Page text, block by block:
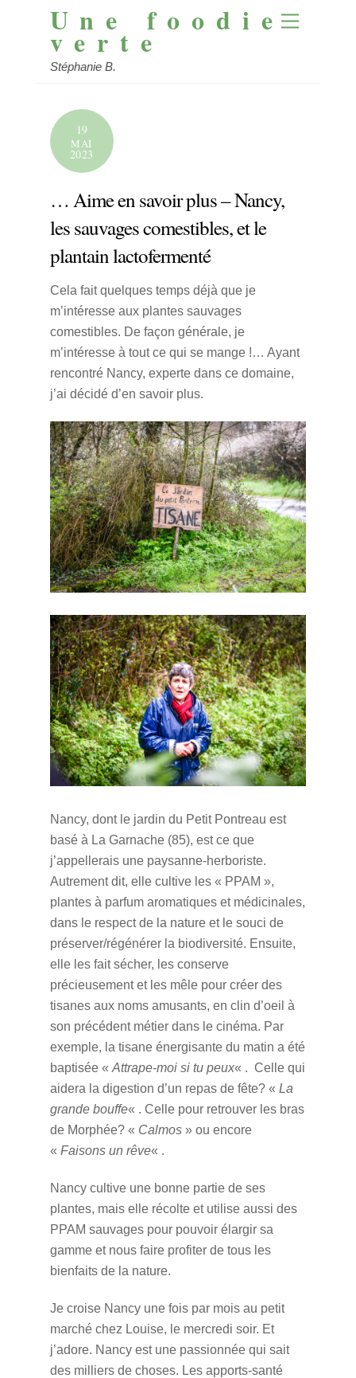
Menu
Une foodie
verte
Stéphanie B.
19
MAI
2023
… Aime en savoir plus – Nancy,
les sauvages comestibles, et le
plantain lactofermenté
Cela fait quelques temps déjà que je
m’intéresse aux plantes sauvages
comestibles. De façon générale, je
m’intéresse à tout ce qui se mange !… Ayant
rencontré Nancy, experte dans ce domaine,
j’ai décidé d’en savoir plus.
Nancy, dont le jardin du Petit Pontreau est
basé à La Garnache (85), est ce que
j’appellerais une paysanne-herboriste.
Autrement dit, elle cultive les « PPAM »,
plantes à parfum aromatiques et médicinales,
dans le respect de la nature et le souci de
préserver/régénérer la biodiversité. Ensuite,
elle les fait sécher, les conserve
précieusement et les mêle pour créer des
tisanes aux noms amusants, en clin d’oeil à
son précédent métier dans le cinéma. Par
exemple, la tisane énergisante du matin a été
baptisée « Attrape-moi si tu peux« . Celle qui
aidera la digestion d’un repas de fête? « La
grande bouffe« . Celle pour retrouver les bras
de Morphée? « Calmos» ou encore
« Faisons un rêve« .
Nancy cultive une bonne partie de ses
plantes, mais elle récolte et utilise aussi des
PPAM sauvages pour pouvoir élargir sa
gamme et nous faire profiter de tous les
bienfaits de la nature.
Je croise Nancy une fois par mois au petit
marché chez Louise, le mercredi soir. Et
j’adore. Nancy est une passionnée qui sait
des milliers de choses. Les apports-santé